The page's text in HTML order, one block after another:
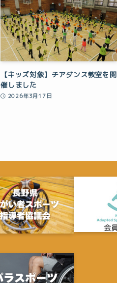
【キッズ対象】チアダンス教室を開
催しました
2026年3月17日